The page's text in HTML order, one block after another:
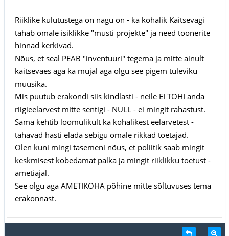
Riiklike kulutustega on nagu on - ka kohalik Kaitsevägi
tahab omale isiklikke "musti projekte" ja need toonerite
hinnad kerkivad.
Nõus, et seal PEAB "inventuuri" tegema ja mitte ainult
kaitseväes aga ka mujal aga olgu see pigem tuleviku
muusika.
Mis puutub erakondi siis kindlasti - neile EI TOHI anda
riigieelarvest mitte sentigi - NULL - ei mingit rahastust.
Sama kehtib loomulikult ka kohalikest eelarvetest -
tahavad hästi elada sebigu omale rikkad toetajad.
Olen kuni mingi tasemeni nõus, et poliitik saab mingit
keskmisest kobedamat palka ja mingit riiklikku toetust -
ametiajal.
See olgu aga AMETIKOHA põhine mitte sõltuvuses tema
erakonnast.